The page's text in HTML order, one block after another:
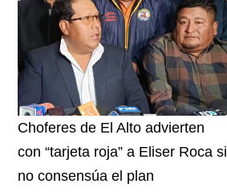
Choferes de El Alto advierten
con “tarjeta roja” a Eliser Roca si
no consensúa el plan